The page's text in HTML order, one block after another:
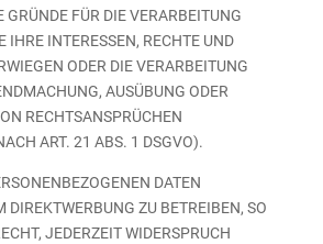
GRÜNDE FÜR DIE VERARBEITUNG
IHRE INTERESSEN, RECHTE UND
ODER DIE VERARBEITUNG
AUSÜBUNG ODER
RECHTSANSPRÜCHEN
ART. 21 ABS. 1 DSGVO).
DATEN
DIREKTWERBUNG ZU BETREIBEN, SO
JEDERZEIT WIDERSPRUCH